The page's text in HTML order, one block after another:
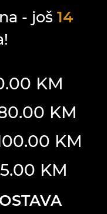
- još 14
KM
KM
KM
KM